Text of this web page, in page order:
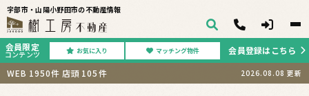
宇部市・山陽小野田市の不動産情報
会員限定
コンテンツ お気に入り マッチング物件
会員登録はこちら
WEB 1950件 店頭 105件 2026.08.08 更新